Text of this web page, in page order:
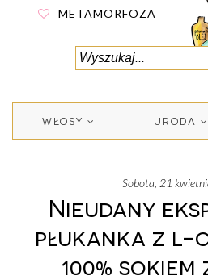
METAMORFOZA
WŁOSY URODA
sobota, 21
Nieudany
płukanka z l-
100%